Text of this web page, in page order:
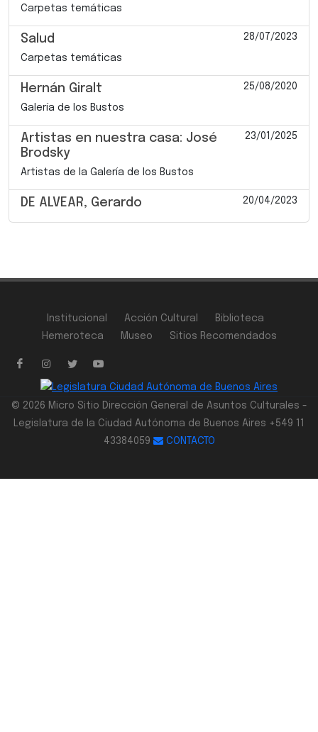
Carpetas temáticas
Salud 28/07/2023
Carpetas temáticas
Hernán Giralt 25/08/2020
Galería de los Bustos
Artistas en nuestra casa: José
Brodsky
23/01/2025
Artistas de la Galería de los Bustos
DE ALVEAR, Gerardo 20/04/2023
Institucional Acción Cultural
Biblioteca
Hemeroteca
Museo Sitios Recomendados
© 2026 Micro Sitio Dirección General de Asuntos Culturales -
Legislatura de la Ciudad Autónoma de Buenos Aires +549 11
43384059
CONTACTO